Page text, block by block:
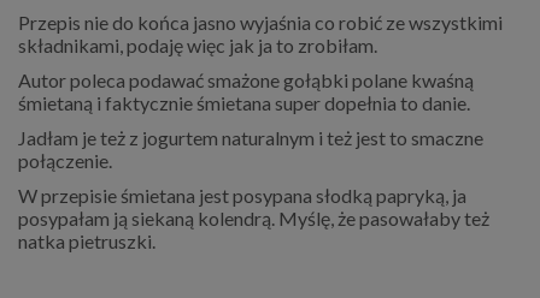
Przepis nie do końca jasno wyjaśnia co robić ze wszystkimi
składnikami, podaję więc jak ja to zrobiłam.
Autor poleca podawać smażone gołąbki polane kwaśną
śmietaną i faktycznie śmietana super dopełnia to danie.
Jadłam je też z jogurtem naturalnym i też jest to smaczne
połączenie.
W przepisie śmietana jest posypana słodką papryką, ja
posypałam ją siekaną kolendrą. Myślę, że pasowałaby też
natka pietruszki.